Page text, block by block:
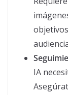
IA